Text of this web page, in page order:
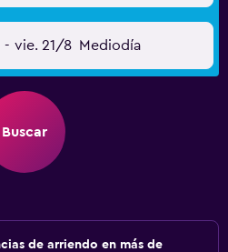
- vie. 21/8 Mediodía
Buscar
de arriendo en más de